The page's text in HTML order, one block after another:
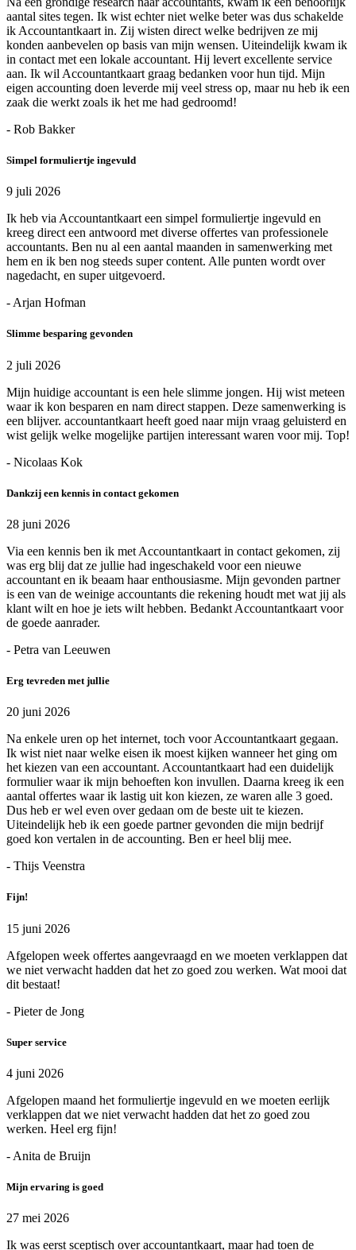
aantal sites tegen. Ik wist echter niet welke beter was dus schakelde
ik Accountantkaart in. Zij wisten direct welke bedrijven ze mij
konden aanbevelen op basis van mijn wensen. Uiteindelijk kwam ik
in contact met een lokale accountant. Hij levert excellente service
aan. Ik wil Accountantkaart graag bedanken voor hun tijd. Mijn
eigen accounting doen leverde mij veel stress op, maar nu heb ik een
zaak die werkt zoals ik het me had gedroomd!
- Rob Bakker
Simpel formuliertje ingevuld
9 juli 2026
Ik heb via Accountantkaart een simpel formuliertje ingevuld en
kreeg direct een antwoord met diverse offertes van professionele
accountants. Ben nu al een aantal maanden in samenwerking met
hem en ik ben nog steeds super content. Alle punten wordt over
nagedacht, en super uitgevoerd.
- Arjan Hofman
Slimme besparing gevonden
2 juli 2026
Mijn huidige accountant is een hele slimme jongen. Hij wist meteen
waar ik kon besparen en nam direct stappen. Deze samenwerking is
een blijver. accountantkaart heeft goed naar mijn vraag geluisterd en
wist gelijk welke mogelijke partijen interessant waren voor mij. Top!
- Nicolaas Kok
Dankzij een kennis in contact gekomen
28 juni 2026
Via een kennis ben ik met Accountantkaart in contact gekomen, zij
was erg blij dat ze jullie had ingeschakeld voor een nieuwe
accountant en ik beaam haar enthousiasme. Mijn gevonden partner
is een van de weinige accountants die rekening houdt met wat jij als
klant wilt en hoe je iets wilt hebben. Bedankt Accountantkaart voor
de goede aanrader.
- Petra van Leeuwen
Erg tevreden met jullie
20 juni 2026
Na enkele uren op het internet, toch voor Accountantkaart gegaan.
Ik wist niet naar welke eisen ik moest kijken wanneer het ging om
het kiezen van een accountant. Accountantkaart had een duidelijk
formulier waar ik mijn behoeften kon invullen. Daarna kreeg ik een
aantal offertes waar ik lastig uit kon kiezen, ze waren alle 3 goed.
Dus heb er wel even over gedaan om de beste uit te kiezen.
Uiteindelijk heb ik een goede partner gevonden die mijn bedrijf
goed kon vertalen in de accounting. Ben er heel blij mee.
- Thijs Veenstra
Fijn!
15 juni 2026
Afgelopen week offertes aangevraagd en we moeten verklappen dat
we niet verwacht hadden dat het zo goed zou werken. Wat mooi dat
dit bestaat!
- Pieter de Jong
Super service
4 juni 2026
Afgelopen maand het formuliertje ingevuld en we moeten eerlijk
verklappen dat we niet verwacht hadden dat het zo goed zou
werken. Heel erg fijn!
- Anita de Bruijn
Mijn ervaring is goed
27 mei 2026
Ik was eerst sceptisch over accountantkaart, maar had toen de